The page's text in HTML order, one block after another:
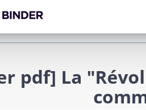
pdf] La